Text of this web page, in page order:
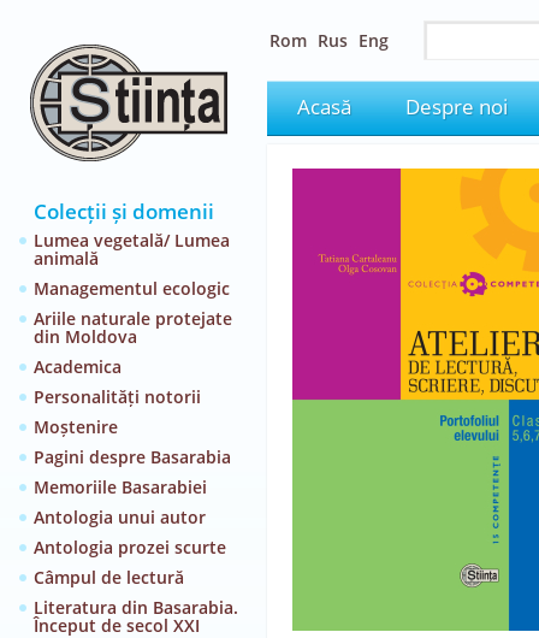
Colecții și domenii
Lumea vegetală/ Lumea
animală
Managementul ecologic
Ariile naturale protejate
din Moldova
Academica
Personalități notorii
Moștenire
Pagini despre Basarabia
Memoriile Basarabiei
Antologia unui autor
Antologia prozei scurte
Câmpul de lectură
Literatura din Basarabia.
Început de secol XXI
Rom Rus Eng
Acasă Despre noi